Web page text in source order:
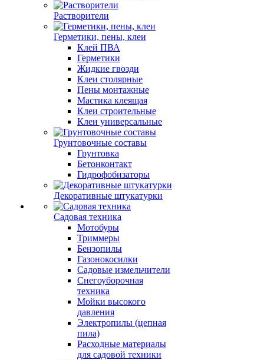
Растворители
Герметики, пены, клеи
Клей ПВА
Герметики
Жидкие гвозди
Клеи столярные
Пены монтажные
Мастика клеящая
Клеи строительные
Клеи универсальные
Грунтовочные составы
Грунтовка
Бетонконтакт
Гидрофобизаторы
Декоративные штукатурки
Садовая техника
Мотобуры
Триммеры
Бензопилы
Газонокосилки
Садовые измельчители
Снегоуборочная
техника
Мойки высокого
давления
Электропилы (цепная
пила)
Расходные материалы
для садовой техники